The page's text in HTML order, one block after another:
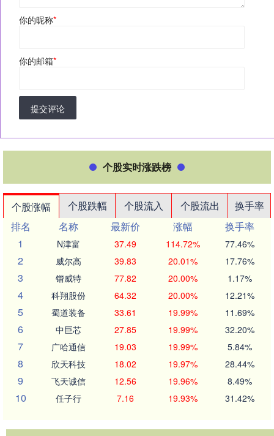
你的昵称*
你的邮箱*
提交评论
个股实时涨跌榜
个股涨幅 个股跌幅 个股流入 个股流出
换手率
排名
名称 最新价 涨幅
换手率
1
N津富 37.49 114.72% 77.46%
2 威尔高 39.83 20.01% 17.76%
3 锴威特 77.82 20.00% 1.17%
4 科翔股份 64.32 20.00% 12.21%
5 蜀道装备 33.61 19.99% 11.69%
6 中巨芯 27.85 19.99% 32.20%
7 广哈通信 19.03 19.99% 5.84%
8 欣天科技 18.02 19.97% 28.44%
9 飞天诚信 12.56 19.96% 8.49%
10 任子行 7.16 19.93% 31.42%